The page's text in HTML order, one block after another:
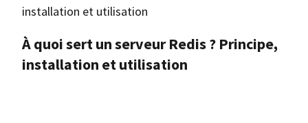
À quoi sert un serveur Redis ? Principe,
installation et utilisation